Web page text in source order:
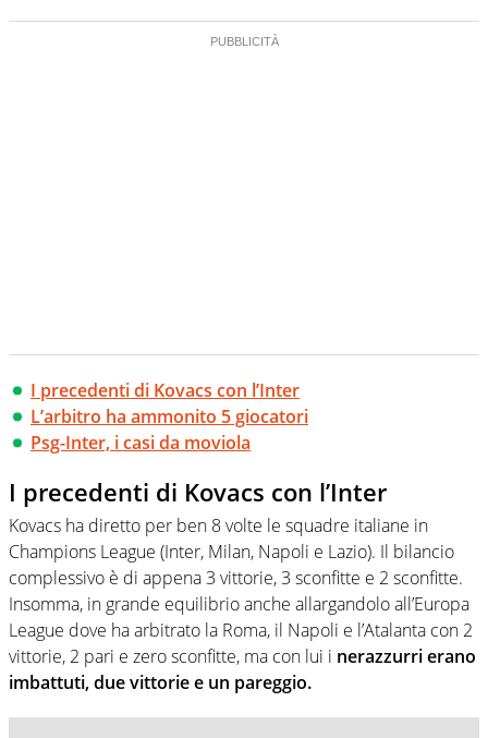
I precedenti di Kovacs con l’Inter
L’arbitro ha ammonito 5 giocatori
Psg-Inter, i casi da moviola
I precedenti di Kovacs con l’Inter
Kovacs ha diretto per ben 8 volte le squadre italiane in
Champions League (Inter, Milan, Napoli e Lazio). Il bilancio
complessivo è di appena 3 vittorie, 3 sconfitte e 2 sconfitte.
Insomma, in grande equilibrio anche allargandolo all’Europa
League dove ha arbitrato la Roma, il Napoli e l’Atalanta con 2
vittorie, 2 pari e zero sconfitte, ma con lui i nerazzurri erano
imbattuti, due vittorie e un pareggio.